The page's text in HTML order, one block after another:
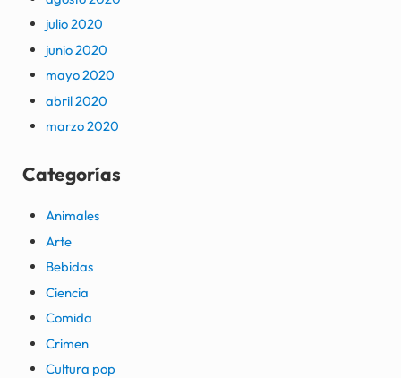
julio 2020
junio 2020
mayo 2020
abril 2020
marzo 2020
Categorías
Animales
Arte
Bebidas
Ciencia
Comida
Crimen
Cultura pop